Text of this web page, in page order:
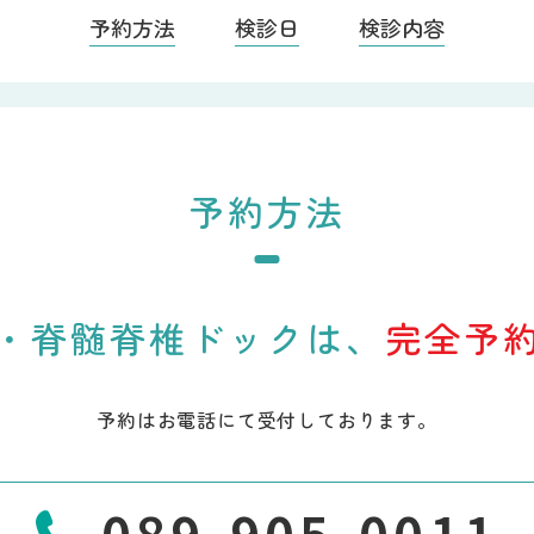
予約方法 検診日 検診内容
予約方法
脊髄脊椎ドックは、 完全予
予約はお電話にて受付しております。